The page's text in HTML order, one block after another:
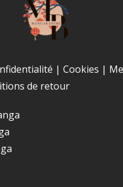
|Cookies |
de retour